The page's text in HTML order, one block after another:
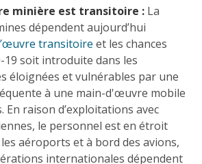
minière est transitoire : La
dépendent aujourd’hui
transitoire et les chances
19 soit introduite dans les
éloignées et vulnérables par une
à une main-d'œuvre mobile
En raison d’exploitations avec
le personnel est en étroit
aéroports et à bord des avions,
internationales dépendent